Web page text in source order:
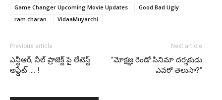
Game Changer Upcoming Movie Updates
Good Bad Ugly
ram charan
VidaaMuyarchi
Previous article
ఎన్టీఆర్, నీల్ ప్రాజెక్ట్ పై లేటెస్ట్
అప్డేట్ …. !
Next article
“మోక్షజ్ఞ రెండో సినిమా దర్శకుడు
ఎవరో తెలుసా?”